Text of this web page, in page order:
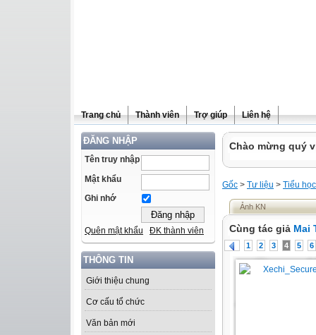
Trang chủ Thành viên Trợ giúp Liên hệ
ĐĂNG NHẬP
Tên truy nhập
Mật khẩu
Ghi nhớ
Quên mật khẩu ĐK thành viên
THÔNG TIN
Giới thiệu chung
Cơ cấu tổ chức
Văn bản mới
Chào mừng quý
Gốc > Tư liệu > Tiểu học
Ảnh KN
Cùng tác giả Mai
1 2 3 4 5 6